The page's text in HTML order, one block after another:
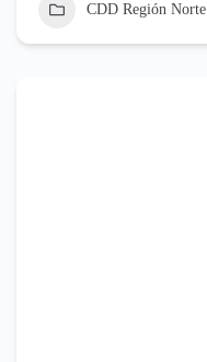
CDD Región Norte